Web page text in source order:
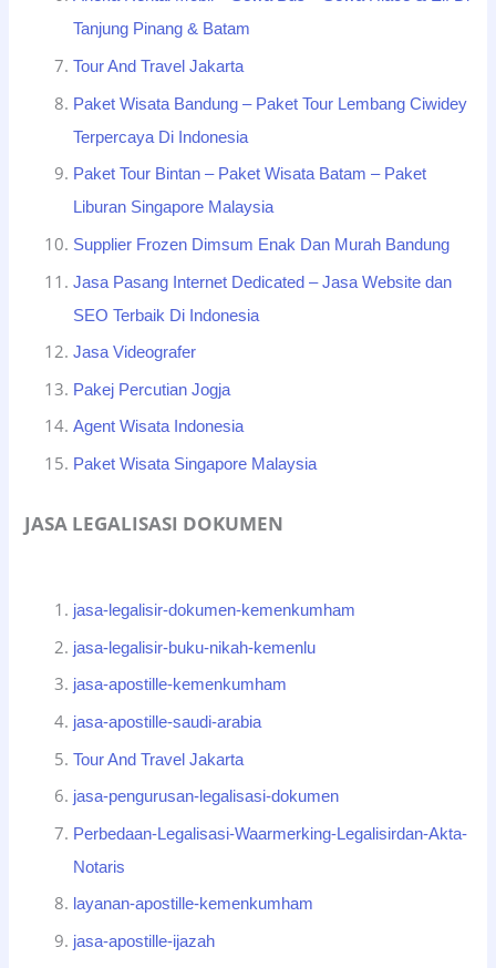
Tanjung Pinang & Batam
Tour And Travel Jakarta
Paket Wisata Bandung – Paket Tour Lembang Ciwidey
Terpercaya Di Indonesia
Paket Tour Bintan – Paket Wisata Batam – Paket
Liburan Singapore Malaysia
Supplier Frozen Dimsum Enak Dan Murah Bandung
Jasa Pasang Internet Dedicated – Jasa Website dan
SEO Terbaik Di Indonesia
Jasa Videografer
Pakej Percutian Jogja
Agent Wisata Indonesia
Paket Wisata Singapore Malaysia
JASA LEGALISASI DOKUMEN
jasa-legalisir-dokumen-kemenkumham
jasa-legalisir-buku-nikah-kemenlu
jasa-apostille-kemenkumham
jasa-apostille-saudi-arabia
Tour And Travel Jakarta
jasa-pengurusan-legalisasi-dokumen
Perbedaan-Legalisasi-Waarmerking-Legalisirdan-Akta-
Notaris
layanan-apostille-kemenkumham
jasa-apostille-ijazah